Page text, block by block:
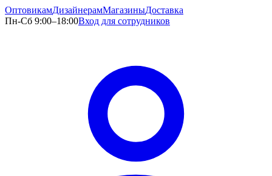
ОптовикамДизайнерамМагазиныДоставка
Пн-Сб 9:00–18:00Вход для сотрудников